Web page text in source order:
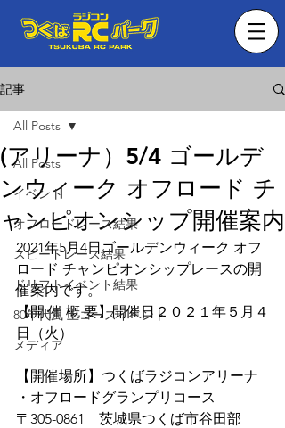
記事
All Posts
イベント
オフロードレース結果
スピードレース結果
ドリフトイベント結果
80年代風 土コースイベント
メディア
All Posts
(アリーナ）5/4 ゴールデ
ンウィーク オフロード チ
ャンピオンシップ開催案内
2021年5月4日ゴールデンウィーク オフ
ロード チャンピオンシップレースの開
催案内です。
【開 催 概 要】開催日２０２１年５月４
日（火）
【開催場所】つくばラジコンアリーナ
・オフロードグランプリコース
〒305-0861　茨城県つくば市谷田部